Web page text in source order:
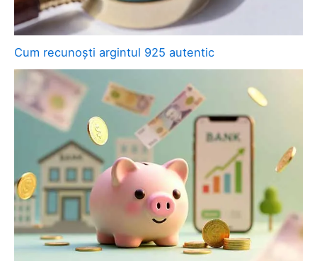
Cum recunoști argintul 925 autentic